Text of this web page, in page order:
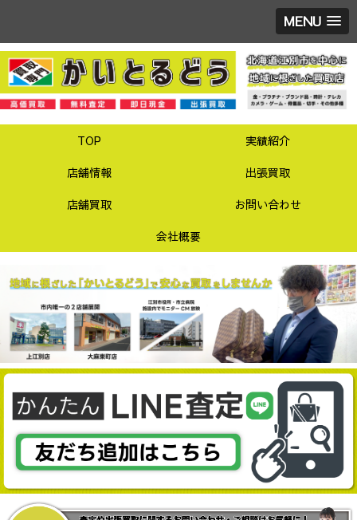
MENU
TOP
実績紹介
店舗情報
出張買取
店舗買取
お問い合わせ
会社概要